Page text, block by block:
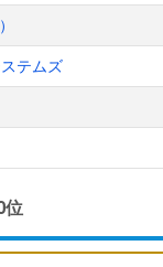
テムズ
位